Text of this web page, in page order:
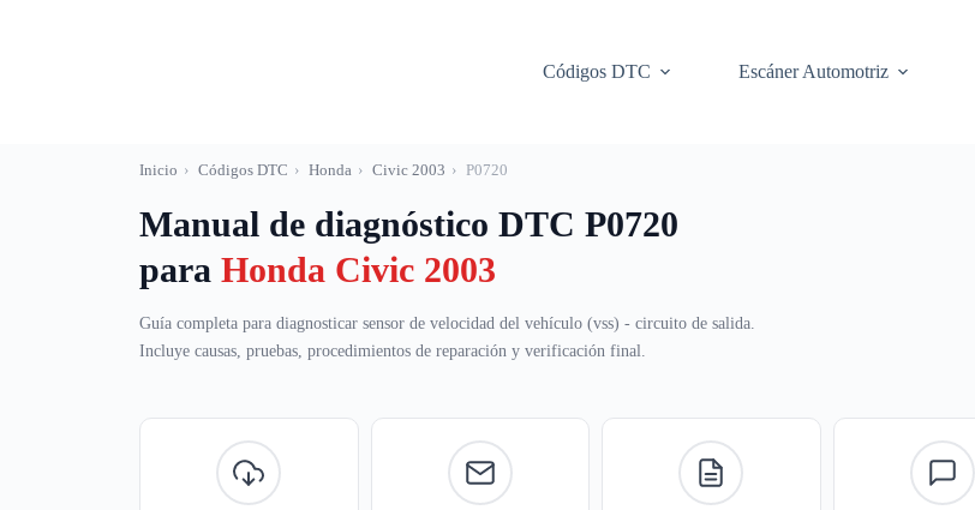
Códigos DTC
Escáner Automotriz
Inicio › Códigos DTC › Honda › Civic 2003 › P0720
Manual de diagnóstico DTC P0720
para Honda Civic 2003
Guía completa para diagnosticar sensor de velocidad del vehículo (vss) - circuito de salida.
Incluye causas, pruebas, procedimientos de reparación y verificación final.